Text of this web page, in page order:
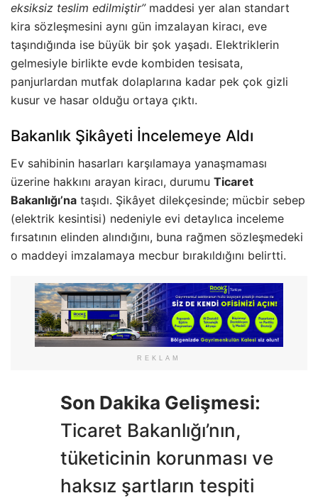
eksiksiz teslim edilmiştir”maddesi yer alan standart
kira sözleşmesini aynı gün imzalayan kiracı, eve
taşındığında ise büyük bir şok yaşadı. Elektriklerin
gelmesiyle birlikte evde kombiden tesisata,
panjurlardan mutfak dolaplarına kadar pek çok gizli
kusur ve hasar olduğu ortaya çıktı.
Bakanlık Şikâyeti İncelemeye Aldı
Ev sahibinin hasarları karşılamaya yanaşmaması
üzerine hakkını arayan kiracı, durumu Ticaret
Bakanlığı’na taşıdı. Şikâyet dilekçesinde; mücbir sebep
(elektrik kesintisi) nedeniyle evi detaylıca inceleme
fırsatının elinden alındığını, buna rağmen sözleşmedeki
o maddeyi imzalamaya mecbur bırakıldığını belirtti.
REKLAM
Son Dakika Gelişmesi:
Ticaret Bakanlığı’nın,
tüketicinin korunması ve
haksız şartların tespiti